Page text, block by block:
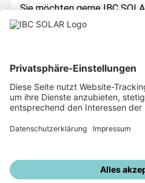
Sie möchten gerne IBC
Dann registrieren Sie sich
Unsere weiteren
IBC SOLAR Webseite